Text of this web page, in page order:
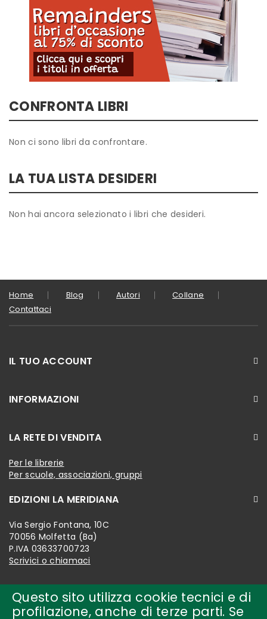
Questo sito utilizza cookie tecnici e di
profilazione, anche di terze parti. Se
CONFRONTA LIBRI
Non ci sono libri da confrontare.
LA TUA LISTA DESIDERI
Non hai ancora selezionato i libri che desideri.
Home Blog Autori
Collane
Contattaci
IL TUO ACCOUNT
INFORMAZIONI
LA RETE DI VENDITA
Per le librerie
Per scuole, associazioni, gruppi
EDIZIONI LA MERIDIANA
Via Sergio Fontana, 10C
70056 Molfetta (Ba)
P.IVA 03633700723
Scrivici o chiamaci